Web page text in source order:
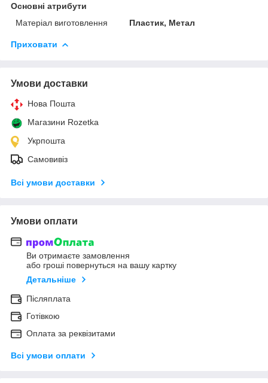
Основні атрибути
Матеріал виготовлення
Пластик, Метал
Приховати
Умови доставки
Нова Пошта
Магазини Rozetka
Укрпошта
Самовивіз
Всі умови доставки
Умови оплати
Ви отримаєте замовлення
або гроші повернуться на вашу картку
Детальніше
Післяплата
Готівкою
Оплата за реквізитами
Всі умови оплати